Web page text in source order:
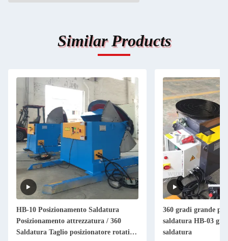
Similar Products
HB-10 Posizionamento Saldatura
Posizionamento attrezzatura / 360
Saldatura Taglio posizionatore rotativo
360 gradi grande
saldatura HB-03
saldatura